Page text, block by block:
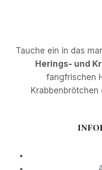
Tauche ein in das
Herings- und
fangfrischen